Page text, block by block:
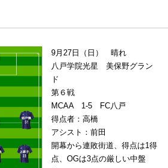
9月27日（日） 晴れ
八戸学院光星 美保野グラン
ド
第６戦
MCAA 1-5 FC八戸
得点者：高橋
アシスト：前田
開幕から連敗街道、得点は1得
点、OGは3点の厳しい中盤